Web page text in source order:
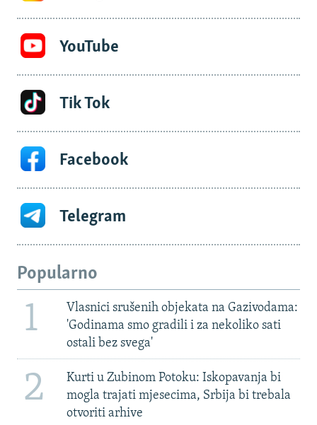
YouTube
Tik Tok
Facebook
Telegram
Popularno
1
Vlasnici srušenih objekata na Gazivodama:
'Godinama smo gradili i za nekoliko sati
ostali bez svega'
2
Kurti u Zubinom Potoku: Iskopavanja bi
mogla trajati mjesecima, Srbija bi trebala
otvoriti arhive